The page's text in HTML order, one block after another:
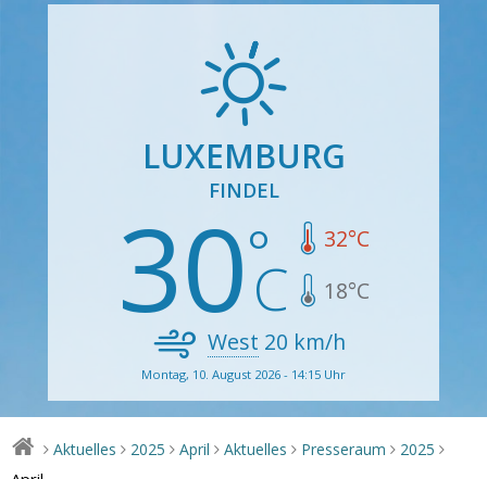
LUXEMBURG
FINDEL
30 32°C
18°C
West 20 km/h
Montag, 10. August 2026 - 14:15 Uhr
> Aktuelles > 2025 > April > Aktuelles > Presseraum > 2025 >